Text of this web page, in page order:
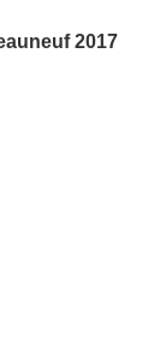
2017